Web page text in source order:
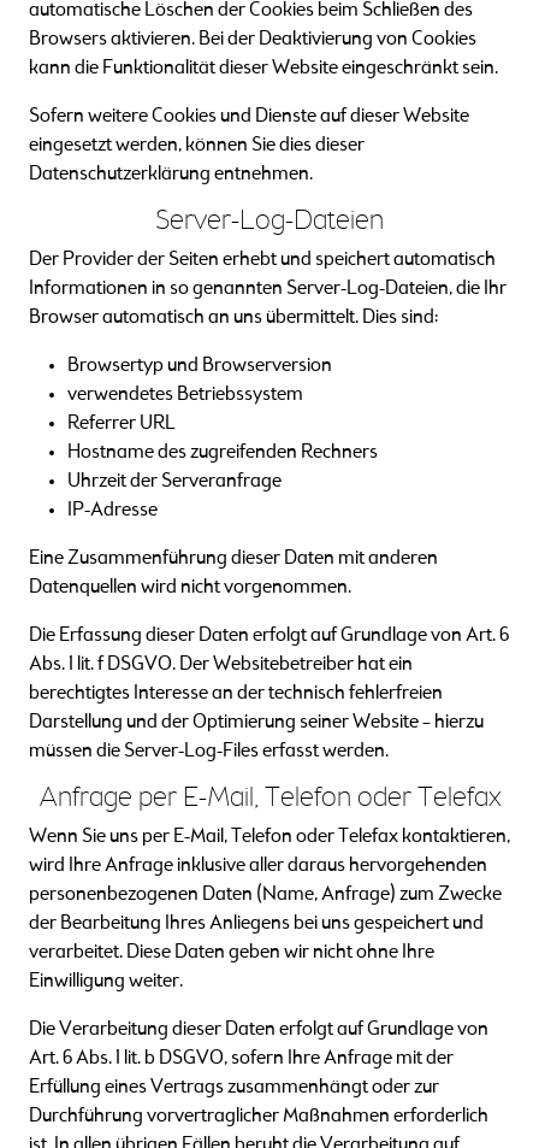
automatische Löschen der Cookies beim Schließen des
Browsers aktivieren. Bei der Deaktivierung von Cookies
kann die Funktionalität dieser Website eingeschränkt sein.
Sofern weitere Cookies und Dienste auf dieser Website
eingesetzt werden, können Sie dies dieser
Datenschutzerklärung entnehmen.
Server-Log-Dateien
Der Provider der Seiten erhebt und speichert automatisch
Informationen in so genannten Server-Log-Dateien, die Ihr
Browser automatisch an uns übermittelt. Dies sind:
Browsertyp und Browserversion
verwendetes Betriebssystem
Referrer URL
Hostname des zugreifenden Rechners
Uhrzeit der Serveranfrage
IP-Adresse
Eine Zusammenführung dieser Daten mit anderen
Datenquellen wird nicht vorgenommen.
Die Erfassung dieser Daten erfolgt auf Grundlage von Art. 6
Abs. 1 lit. f DSGVO. Der Websitebetreiber hat ein
berechtigtes Interesse an der technisch fehlerfreien
Darstellung und der Optimierung seiner Website – hierzu
müssen die Server-Log-Files erfasst werden.
Anfrage per E-Mail, Telefon oder Telefax
Wenn Sie uns per E-Mail, Telefon oder Telefax kontaktieren,
wird Ihre Anfrage inklusive aller daraus hervorgehenden
personenbezogenen Daten (Name, Anfrage) zum Zwecke
der Bearbeitung Ihres Anliegens bei uns gespeichert und
verarbeitet. Diese Daten geben wir nicht ohne Ihre
Einwilligung weiter.
Die Verarbeitung dieser Daten erfolgt auf Grundlage von
Art. 6 Abs. 1 lit. b DSGVO, sofern Ihre Anfrage mit der
Erfüllung eines Vertrags zusammenhängt oder zur
Durchführung vorvertraglicher Maßnahmen erforderlich